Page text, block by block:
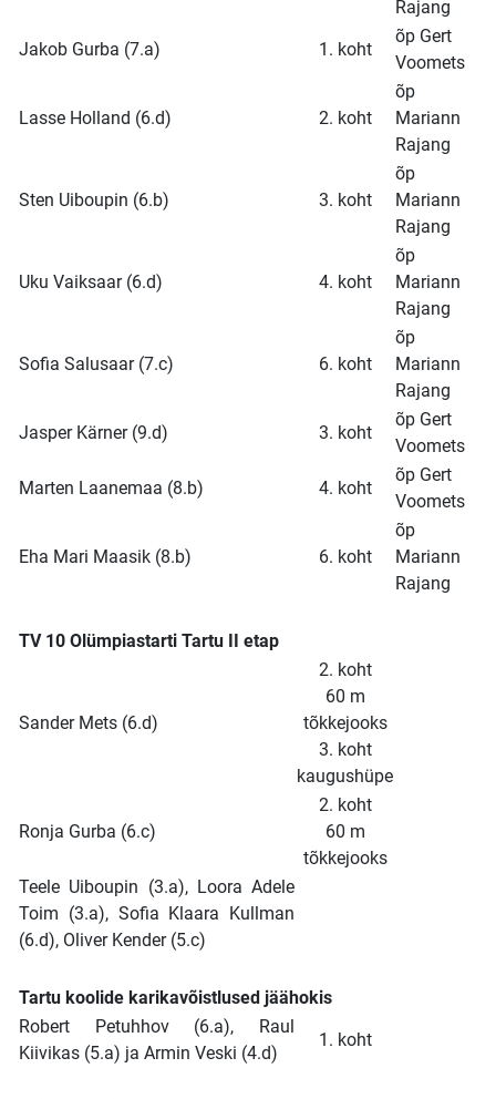
Rajang
Jakob Gurba (7.a)
1. koht
õp Gert
Voomets
Lasse Holland (6.d) 2. koht
õp
Mariann
Rajang
Sten Uiboupin (6.b) 3. koht
õp
Mariann
Rajang
Uku Vaiksaar (6.d) 4. koht
õp
Mariann
Rajang
Sofia Salusaar (7.c) 6. koht
õp
Mariann
Rajang
Jasper Kärner (9.d)
3. koht
õp Gert
Voomets
Marten Laanemaa (8.b)
4. koht
õp Gert
Voomets
Eha Mari Maasik (8.b) 6. koht
õp
Mariann
Rajang
TV 10 Olümpiastarti Tartu II etap
Sander Mets (6.d)
2. koht
60 m
tõkkejooks
3. koht
kaugushüpe
Ronja Gurba (6.c)
2. koht
60 m
tõkkejooks
Teele Uiboupin (3.a), Loora Adele
Toim (3.a), Sofia Klaara Kullman
(6.d), Oliver Kender (5.c)
Tartu koolide karikavõistlused jäähokis
Robert Petuhhov (6.a), Raul
Kiivikas (5.a) ja Armin Veski (4.d)
1. koht